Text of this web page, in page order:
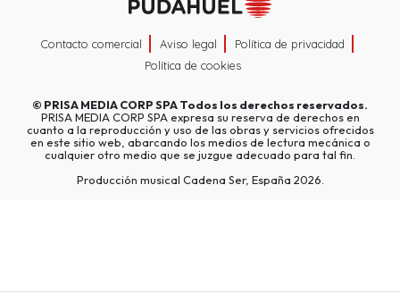
Contacto comercial Aviso legal
Política de privacidad
Política de cookies
© PRISA MEDIA CORP SPATodos los derechos reservados.
PRISA MEDIA CORP SPA expresa su reserva de derechos en
cuanto a la reproducción y uso de las obras y servicios ofrecidos
en este sitio web, abarcando los medios de lectura mecánica o
cualquier otro medio que se juzgue adecuado para tal fin.
Producción musical Cadena Ser, España 2026.